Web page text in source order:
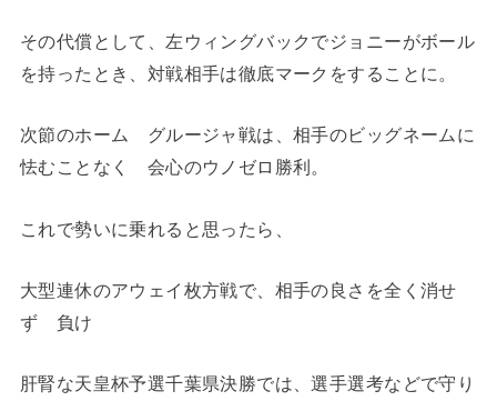
その代償として、左ウィングバックでジョニーがボール
を持ったとき、対戦相手は徹底マークをすることに。
次節のホーム グルージャ戦は、相手のビッグネームに
怯むことなく 会心のウノゼロ勝利。
これで勢いに乗れると思ったら、
大型連休のアウェイ枚方戦で、相手の良さを全く消せ
ず 負け
肝腎な天皇杯予選千葉県決勝では、選手選考などで守り